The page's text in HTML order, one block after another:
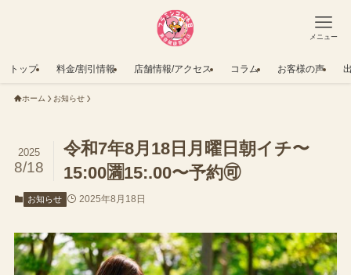
メニュー
トップ 料金/割引情報 店舗情報/アクセス コラム お客様の声
ホーム お知らせ
令和7年8月18日月曜日朝イチ〜
15:00🈵15:.00〜予約🉑
2025
8/18
お知らせ 2025年8月18日